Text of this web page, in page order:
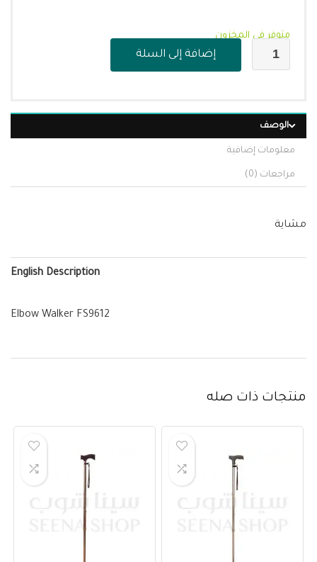
متوفر في المخزون
إضافة إلى السلة
الوصف
معلومات إضافية
مراجعات (0)
مشاية
English Description
Elbow Walker FS9612
منتجات ذات صله